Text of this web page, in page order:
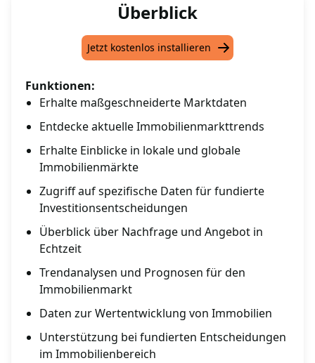
Überblick
Jetzt kostenlos installieren
Funktionen:
Erhalte maßgeschneiderte Marktdaten
Entdecke aktuelle Immobilienmarkttrends
Erhalte Einblicke in lokale und globale
Immobilienmärkte
Zugriff auf spezifische Daten für fundierte
Investitionsentscheidungen
Überblick über Nachfrage und Angebot in
Echtzeit
Trendanalysen und Prognosen für den
Immobilienmarkt
Daten zur Wertentwicklung von Immobilien
Unterstützung bei fundierten Entscheidungen
im Immobilienbereich